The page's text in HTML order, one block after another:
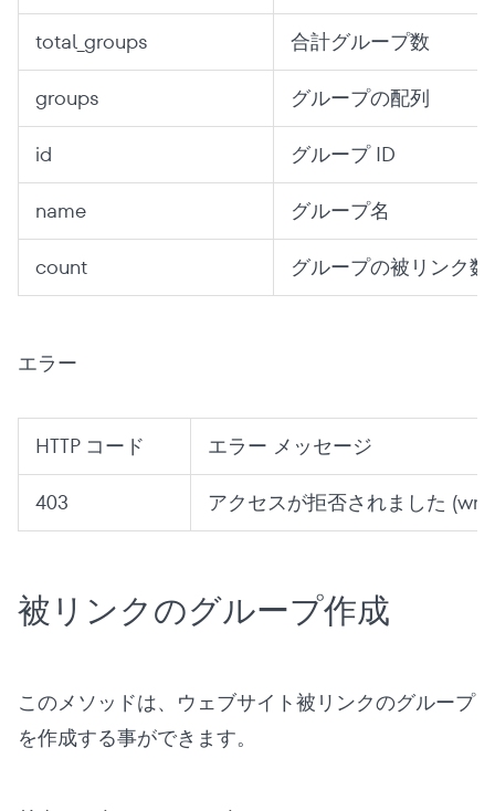
total_groups 合計グループ数
groups グループの配列
id グループ ID
name グループ名
count グループの被リンク数
エラー
HTTP コード エラー メッセージ
403 アクセスが拒否されました
被リンクのグループ作成
このメソッドは、ウェブサイト被リンクのグループ
を作成する事ができます。